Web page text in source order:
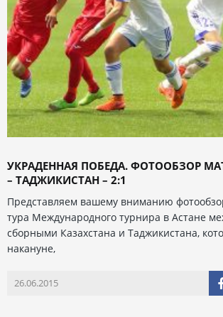
УКРАДЕННАЯ ПОБЕДА. ФОТООБЗОР
– ТАДЖИКИСТАН – 2:1
Представляем вашему вниманию
тура Международного турнира в Астане
сборными Казахстана и Таджикистана,
накануне,
26.06.2015